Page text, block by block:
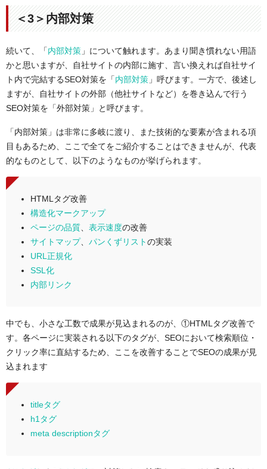
＜3＞内部対策
続いて、「内部対策 」について触れます。あまり聞き慣れない用語
かと思いますが、自社サイトの内部に施す、言い換えれば自社サイ
ト内で完結するSEO対策を「内部対策 」呼びます。一方で、後述し
ますが、自社サイトの外部（他社サイトなど）を巻き込んで行う
SEO対策を「外部対策」と呼びます。
「内部対策」は非常に多岐に渡り、また技術的な要素が含まれる項
目もあるため、ここで全てをご紹介することはできませんが、代表
的なものとして、以下のようなものが挙げられます。
HTMLタグ改善
構造化マークアップ
ページの品質、 表示速度の改善
サイトマップ、 パンくずリストの実装
URL正規化
SSL化
内部リンク
中でも、小さな工数で成果が見込まれるのが、①HTMLタグ改善で
す。各ページに実装される以下のタグが、SEOにおいて検索順位・
クリック率に直結するため、ここを改善することでSEOの成果が見
込まれます
titleタグ
h1タグ
meta descriptionタグ